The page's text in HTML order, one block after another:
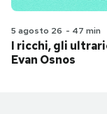
5 agosto 26 - 47 min
I ricchi, gli
Evan Osnos